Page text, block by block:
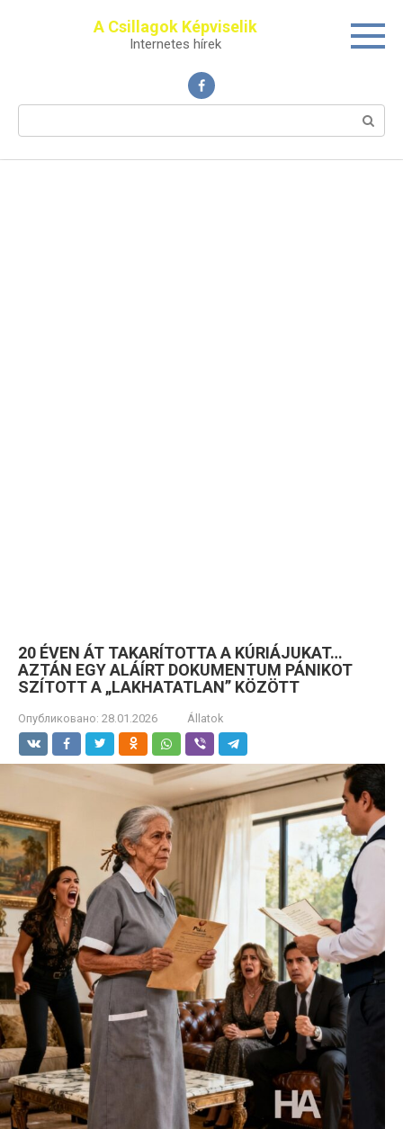
A Csillagok Képviselik
Internetes hírek
Поиск:
20 ÉVEN ÁT TAKARÍTOTTA A KÚRIÁJUKAT…
AZTÁN EGY ALÁÍRT DOKUMENTUM PÁNIKOT
SZÍTOTT A „LAKHATATLAN” KÖZÖTT
Опубликовано: 28.01.2026 Állatok